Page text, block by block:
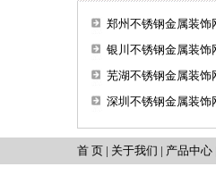
郑州不锈钢金属装饰
银川不锈钢金属装饰
芜湖不锈钢金属装饰
深圳不锈钢金属装饰
首 页 | 关于我们 | 产品中心